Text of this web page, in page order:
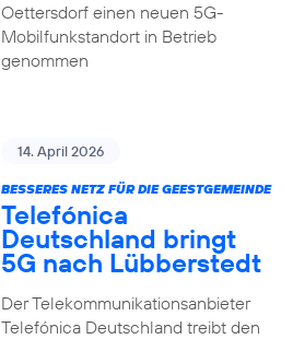
Oettersdorf einen neuen 5G-
Mobilfunkstandort in Betrieb
genommen
14. April 2026
BESSERES NETZ FÜR DIE GEESTGEMEINDE
Telefónica
Deutschland bringt
5G nach Lübberstedt
Der Telekommunikationsanbieter
Telefónica Deutschland treibt den